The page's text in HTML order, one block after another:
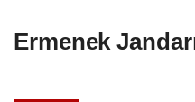
Ermenek